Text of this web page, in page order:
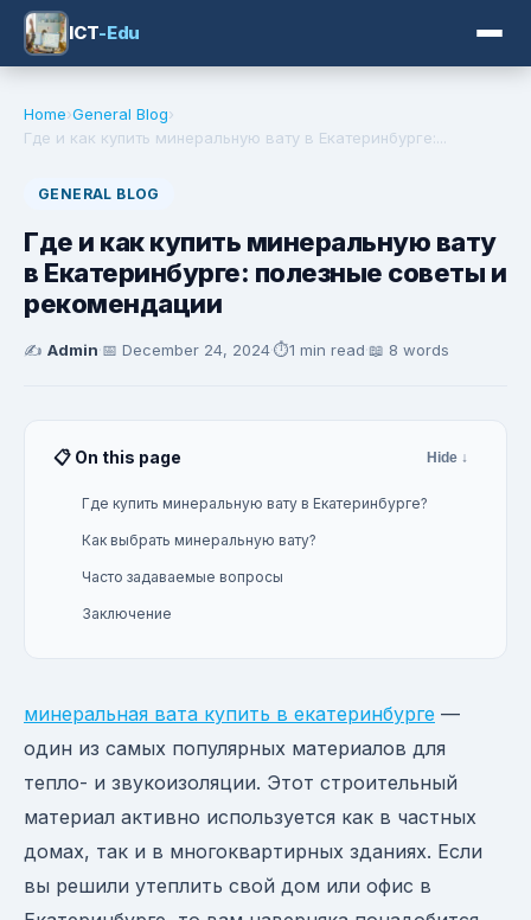
ICT-Edu
Home›General Blog›
Где и как купить минеральную вату в Екатеринбурге:...
GENERAL BLOG
Где и как купить минеральную вату
в Екатеринбурге: полезные советы и
рекомендации
✍️ Admin·📅 December 24, 2024·⏱️1 min read·📖 8 words
📋 On this page Hide ↓
Где купить минеральную вату в Екатеринбурге?
Как выбрать минеральную вату?
Часто задаваемые вопросы
Заключение
минеральная вата купить в екатеринбурге —
один из самых популярных материалов для
тепло- и звукоизоляции. Этот строительный
материал активно используется как в частных
домах, так и в многоквартирных зданиях. Если
вы решили утеплить свой дом или офис в